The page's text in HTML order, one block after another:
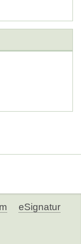
eSignatur